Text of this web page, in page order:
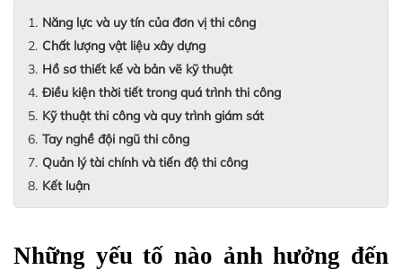
Năng lực và uy tín của đơn vị thi công
Chất lượng vật liệu xây dựng
Hồ sơ thiết kế và bản vẽ kỹ thuật
Điều kiện thời tiết trong quá trình thi công
Kỹ thuật thi công và quy trình giám sát
Tay nghề đội ngũ thi công
Quản lý tài chính và tiến độ thi công
Kết luận
Những yếu tố nào ảnh hưởng đến